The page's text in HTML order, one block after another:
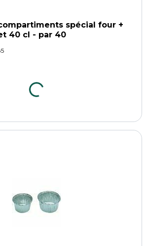
spécial four +
40 cl - par 40